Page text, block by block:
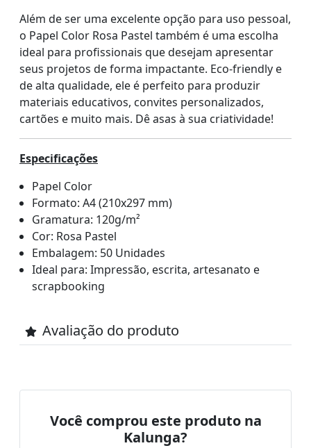
Além de ser uma excelente opção para uso pessoal,
o Papel Color Rosa Pastel também é uma escolha
ideal para profissionais que desejam apresentar
seus projetos de forma impactante. Eco-friendly e
de alta qualidade, ele é perfeito para produzir
materiais educativos, convites personalizados,
cartões e muito mais. Dê asas à sua criatividade!
Especificações
Papel Color
Formato: A4 (210x297 mm)
Gramatura: 120g/m²
Cor: Rosa Pastel
Embalagem: 50 Unidades
Ideal para: Impressão, escrita, artesanato e
scrapbooking
Avaliação do produto
Você comprou este produto na
Kalunga?